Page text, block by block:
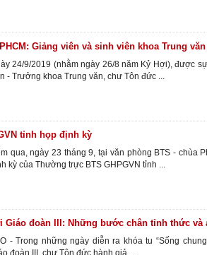
Giảng viên và sinh viên khoa Trung
24/9/2019 (nhằm ngày 26/8 năm Kỷ Hợi), được
- Trưởng khoa Trung văn, chư Tôn đức ...
tỉnh họp định kỳ
qua, ngày 23 tháng 9, tại văn phòng BTS - chùa
kỳ của Thường trực BTS GHPGVN tỉnh ...
Giáo đoàn III: Những bước chân tỉnh thức và
- Trong những ngày diễn ra khóa tu “Sống
đoàn III, chư Tôn đức hành giả ...